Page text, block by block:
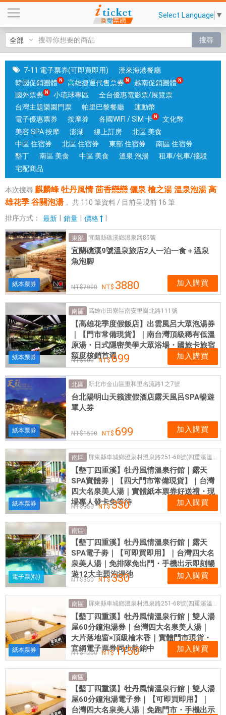
峰
牡
丹
風
情
茴
香
戀
戀
儷
泉
之
湯
溫
泡
湯
高
季
谷
關
泡
湯
|
票
網
提
惠
票
券
Select Language ▼
搜尋
7-11 電子票券(可即買即用)
漢來海港餐廳
韓國促銷團體
高雄捷運代售票券
越南促銷團體
國外票券
小琉球專區
全台優惠電影票/展覽票
台灣主題樂園門票
帕里巴黎餐廳
運動幣
電子優惠票券
按摩券 各國WIFI / SIM 卡
文化幣
美容 SPA 按摩
澎湖 線上訂房
北區 美食
中區 住宿券
北區 住宿券 東部 住宿券
南區 住宿券
墾丁
南區 美食 中區 美食 溫泉 泡湯
租車/包車/接駁
宅配商品
本次搜尋 麒麟峰 牡丹風情 茴香戀戀 儷泉 檜之湯 溫泉泡湯 高
雄花季 谷關泡湯， 共 110 筆資料 / 目前呈現前 16 筆
排序方式：
最新 銷量 價格
紙本票券
東部 宜蘭縣礁溪鄉溫泉路85號
宜蘭礁溪9號溫泉旅店2人一泊一食＋溫泉
魚泡腳
7800 3880 加入購買
紙本票券
南區 高雄市田寮區南安里崗北路111號
【高雄花季度假飯店】出雲風呂大眾泡湯券
｜【門市常備現貨】｜南台灣頂級稀有低溫
原湯・日式隱密美學大眾浴場・國旅卡旅宿
額度核銷首選
800 699 加入購買
紙本票券
北區 新北市金山區重和里名流路1之7號
台北陽明山天籟渡假酒店露天風呂SPA暢遊
單人券
1500 699 加入購買
紙本票券
南區 屏東縣車城鄉溫泉村溫泉路251-68號(四重溪溫泉)
【墾丁四重溪】牡丹風情溫泉行館｜露天
SPA實體劵｜【四大門市常備現貨】｜台灣
四大名泉美人湯｜實體紙本票券好送禮・現
場專人發卡免等待
350 330 加入購買
電子票(特)
南區
【墾丁四重溪】牡丹風情溫泉行館｜露天
SPA電子劵｜【可即買即用】｜台灣四大名
泉美人湯｜免排隊免出門・手機出示即刻暢
遊12大主題泡湯池
350 330 加入購買
紙本票券
南區 屏東縣車城鄉溫泉村溫泉路251-68號(四重溪溫泉)
【墾丁四重溪】牡丹風情溫泉行館｜雙人湯
屋60分鐘泡湯券｜台灣四大名泉美人湯｜
大片落地窗×頂級檜木香｜實體門市現貨・
官網電子票券同步熱銷中
1200 1150 加入購買
南區
【墾丁四重溪】牡丹風情溫泉行館｜雙人湯
屋60分鐘泡湯電子券｜【可即買即用】｜
台灣四大名泉美人湯｜免跑門市・手機出示